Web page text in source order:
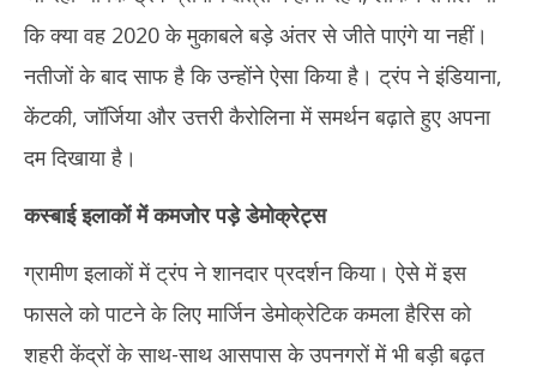
कि क्या वह 2020 के मुकाबले बड़े अंतर से जीते पाएंगे या नहीं।
नतीजों के बाद साफ है कि उन्होंने ऐसा किया है। ट्रंप ने इंडियाना,
केंटकी, जॉर्जिया और उत्तरी कैरोलिना में समर्थन बढ़ाते हुए अपना
दम दिखाया है।
कस्बाई इलाकों में कमजोर पड़े डेमोक्रेट्स
ग्रामीण इलाकों में ट्रंप ने शानदार प्रदर्शन किया। ऐसे में इस
फासले को पाटने के लिए मार्जिन डेमोक्रेटिक कमला हैरिस को
शहरी केंद्रों के साथ-साथ आसपास के उपनगरों में भी बड़ी बढ़त